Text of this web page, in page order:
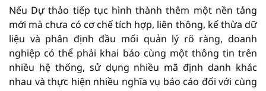
Nếu Dự thảo tiếp tục hình thành thêm một nền tảng
mới mà chưa có cơ chế tích hợp, liên thông, kế thừa dữ
liệu và phân định đầu mối quản lý rõ ràng, doanh
nghiệp có thể phải khai báo cùng một thông tin trên
nhiều hệ thống, sử dụng nhiều mã định danh khác
nhau và thực hiện nhiều nghĩa vụ báo cáo đối với cùng